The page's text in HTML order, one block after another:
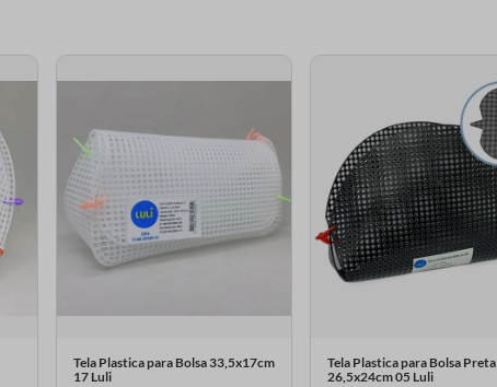
Tela Plastica para Bolsa 33,5x17cm
17 Luli
Tela Plastica para Bolsa Preta
26,5x24cm 05 Luli